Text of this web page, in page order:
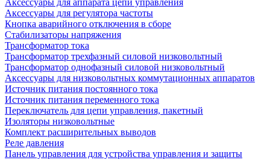
Аксессуары для аппарата цепи управления
Аксессуары для регулятора частоты
Кнопка аварийного отключения в сборе
Стабилизаторы напряжения
Трансформатор тока
Трансформатор трехфазный силовой низковольтный
Трансформатор однофазный силовой низковольтный
Аксессуары для низковольтных коммутационных аппаратов
Источник питания постоянного тока
Источник питания переменного тока
Переключатель для цепи управления, пакетный
Изоляторы низковольтные
Комплект расширительных выводов
Реле давления
Панель управления для устройства управления и защиты